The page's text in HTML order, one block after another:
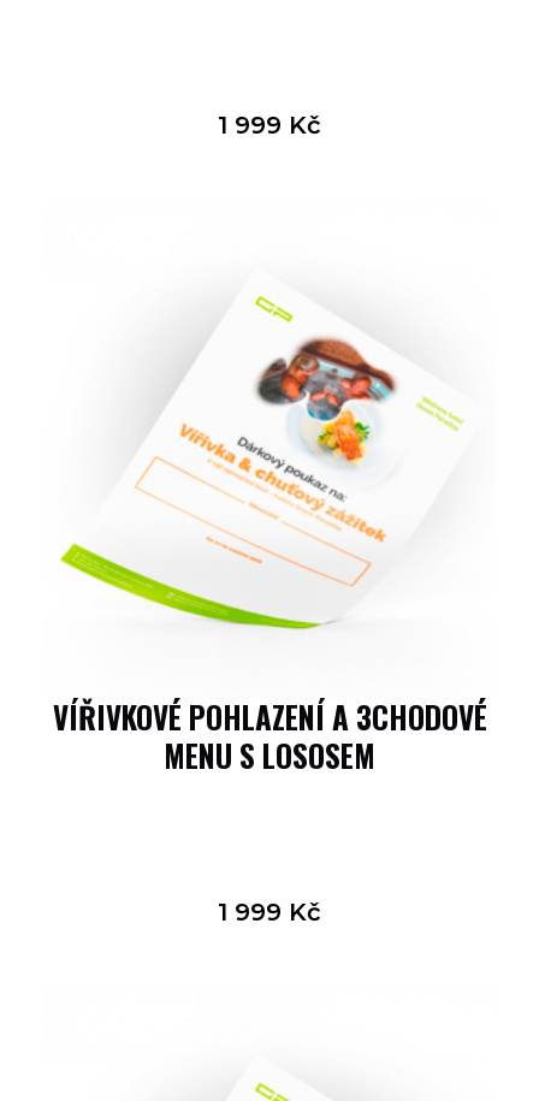
1 999 Kč
VÍŘIVKOVÉ POHLAZENÍ A 3CHODOVÉ
MENU S LOSOSEM
1 999 Kč